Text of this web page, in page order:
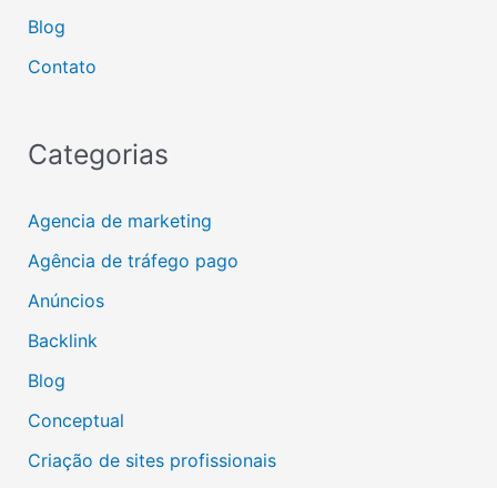
Blog
Contato
Categorias
Agencia de marketing
Agência de tráfego pago
Anúncios
Backlink
Blog
Conceptual
Criação de sites profissionais